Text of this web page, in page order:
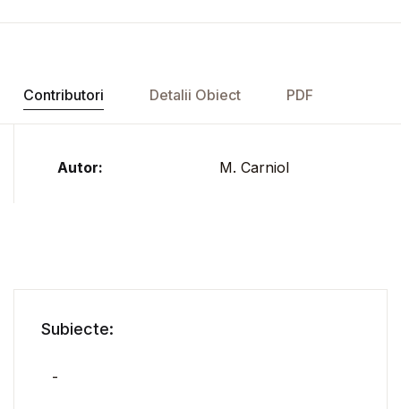
Contributori Detalii Obiect PDF
Autor: M. Carniol
Subiecte:
-